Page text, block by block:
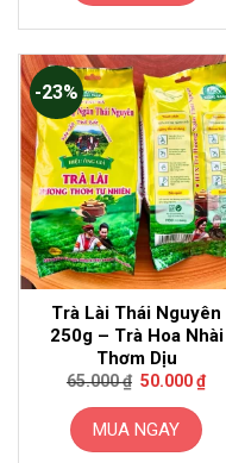
-23%
Trà Lài Thái Nguyên
250g – Trà Hoa Nhài
Thơm Dịu
65.000₫ Giá
là:
65.000 ₫.
50.000₫Giá
hiện
MUA NGAY